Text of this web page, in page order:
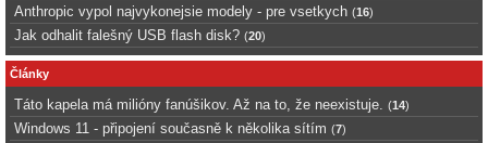
Anthropic vypol najvykonejsie modely - pre vsetkych (16)
Jak odhalit falešný USB flash disk? (20)
Články
Táto kapela má milióny fanúšikov. Až na to, že neexistuje. (14)
Windows 11 - připojení současně k několika sítím (7)